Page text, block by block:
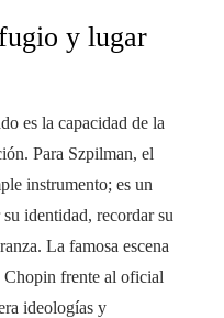
y lugar
es la capacidad de la
Para Szpilman, el
instrumento; es un
identidad, recordar su
La famosa escena
Chopin frente al oficial
ideologías y